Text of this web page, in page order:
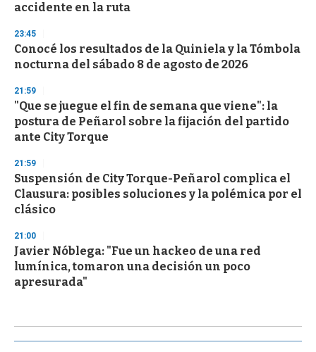
accidente en la ruta
23:45
Conocé los resultados de la Quiniela y la Tómbola
nocturna del sábado 8 de agosto de 2026
21:59
"Que se juegue el fin de semana que viene": la
postura de Peñarol sobre la fijación del partido
ante City Torque
21:59
Suspensión de City Torque-Peñarol complica el
Clausura: posibles soluciones y la polémica por el
clásico
21:00
Javier Nóblega: "Fue un hackeo de una red
lumínica, tomaron una decisión un poco
apresurada"